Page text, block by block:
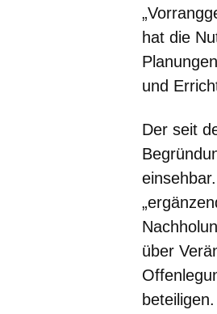
hat die
und
Der seit
über